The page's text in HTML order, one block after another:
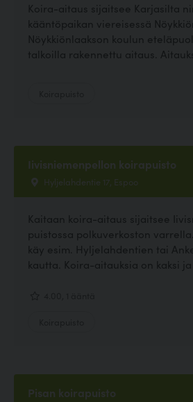
Koira-aitaus sijaitsee Karjasilta
kääntöpaikan viereisessä
Nöykkiönlaakson koulun
talkoilla rakennettu aitaus.
Iivisniemenpellon koirapuisto
Hyljelahdentie 17, Espoo
Kaitaan koira-aitaus sijaitsee
puistossa polkuverkoston
käy esim. Hyljelahdentien tai
kautta. Koira-aitauksia on kaksi ja
Pisan koirapuisto